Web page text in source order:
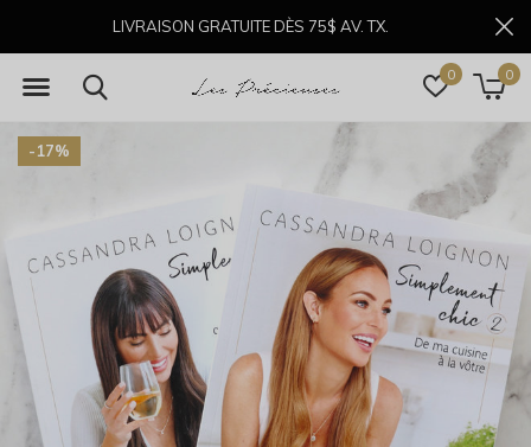
0 0
LIVRAISON GRATUITE DÈS 75$ AV. TX.
-17%